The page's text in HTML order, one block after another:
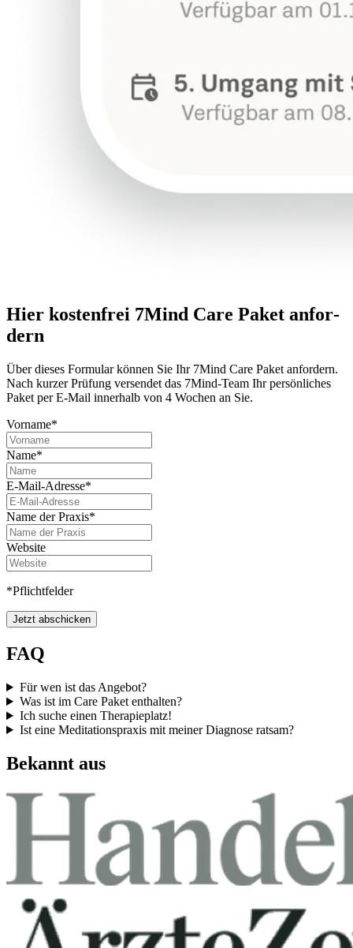
Hier kostenfrei 7Mind Care Paket anfor­
dern
Über dieses For­mu­lar können Sie Ihr 7Mind Care Paket anfor­dern.
Nach kurzer Prü­fung versendet das 7Mind-Team Ihr per­sön­li­ches
Paket per E-Mail innerhalb von 4 Wochen an Sie.
Vorname*
Name*
E-Mail-Adresse*
Name der Praxis*
Website
*Pflichtfelder
Jetzt abschicken
FAQ
Für wen ist das Angebot?
Was ist im Care Paket enthalten?
Ich suche einen Therapieplatz!
Ist eine Meditationspraxis mit meiner Diagnose ratsam?
Bekannt aus